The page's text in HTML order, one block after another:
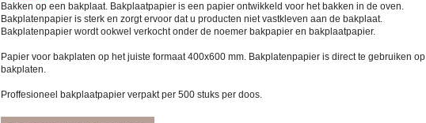
Bakken op een bakplaat. Bakplaatpapier is een papier ontwikkeld voor het bakken in de oven.
Bakplatenpapier is sterk en zorgt ervoor dat u producten niet vastkleven aan de bakplaat.
Bakplatenpapier wordt ookwel verkocht onder de noemer bakpapier en bakplaatpapier.
Papier voor bakplaten op het juiste formaat 400x600 mm. Bakplatenpapier is direct te gebruiken op
bakplaten.
Proffesioneel bakplaatpapier verpakt per 500 stuks per doos.